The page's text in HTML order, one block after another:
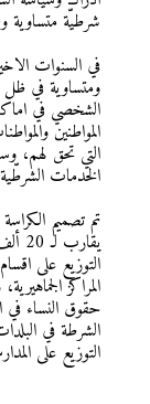
شرطيّة متساوية
في السنوات
ومتساوية في ظل
الشخصي في
المواطنين
التي تحق لهم،
الخدمات
تم تصميم
التوزيع على
المراكز
حقوق النساء في
الشرطة في
التوزيع على